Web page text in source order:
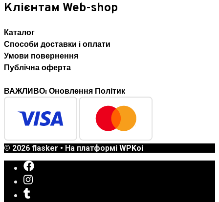
Клієнтам Web-shop
Каталог
Способи доставки i оплати
Умови повернення
Публічна оферта
ВАЖЛИВО: Оновлення Політик
© 2026 flasker • На платформі WPKoi